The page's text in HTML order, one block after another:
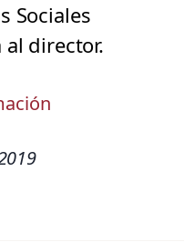
Sociales
al director.